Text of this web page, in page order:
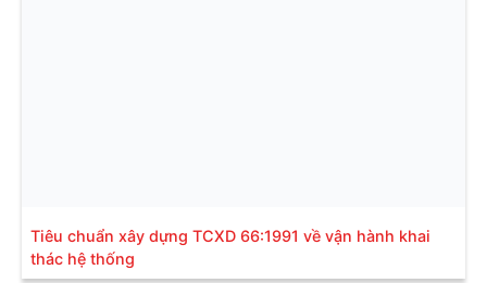
Tiêu chuẩn xây dựng TCXD 66:1991 về vận hành khai
thác hệ thống